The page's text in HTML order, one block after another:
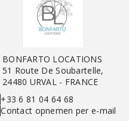
BONFARTO LOCATIONS
51 Route De Soubartelle,
24480 URVAL - FRANCE
+33 6 81 04 64 68
Contact opnemen per e-mail